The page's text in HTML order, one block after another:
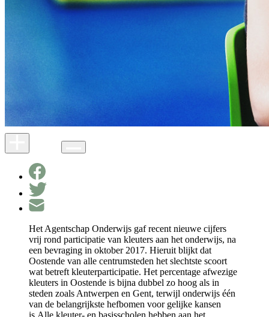
Het Agentschap Onderwijs gaf recent nieuwe cijfers
vrij rond participatie van kleuters aan het onderwijs, na
een bevraging in oktober 2017. Hieruit blijkt dat
Oostende van alle centrumsteden het slechtste scoort
wat betreft kleuterparticipatie. Het percentage afwezige
kleuters in Oostende is bijna dubbel zo hoog als in
steden zoals Antwerpen en Gent, terwijl onderwijs één
van de belangrijkste hefbomen voor gelijke kansen